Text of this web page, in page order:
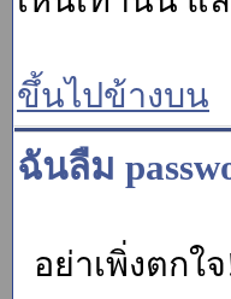
ขึ้นไปข้างบน
ฉันลืม
อย่าเพิ่งตกใ